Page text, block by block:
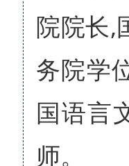
院院长,
务院学
国语言
师。